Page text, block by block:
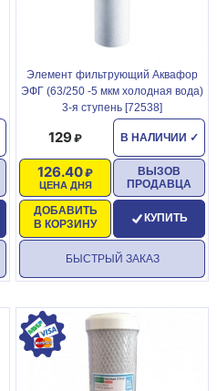
Элемент фильтрующий Аквафор
ЭФГ (63/250 -5 мкм холодная вода)
3-я ступень [72538]
В НАЛИЧИИ ✓
129
ЦЕНА ДНЯ
126.40
ДОБАВИТЬ
В КОРЗИНУ
ВЫЗОВ
ПРОДАВЦА
КУПИТЬ
БЫСТРЫЙ ЗАКАЗ